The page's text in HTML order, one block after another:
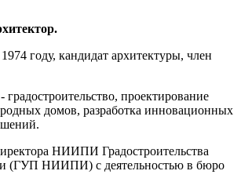
году, кандидат архитектуры, член
градостроительство, проектирование
домов, разработка инновационных
НИИПИ Градостроительства
(ГУП НИИПИ) с деятельностью в бюро